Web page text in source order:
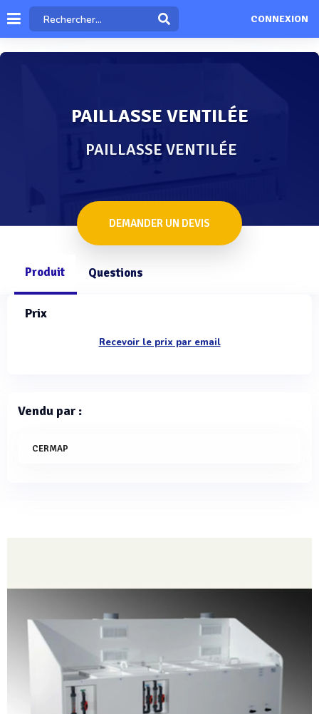
CONNEXION
PAILLASSE VENTILÉE
PAILLASSE VENTILÉE
DEMANDER UN DEVIS
Produit Questions
Prix
Recevoir le prix par email
Vendu par :
CERMAP